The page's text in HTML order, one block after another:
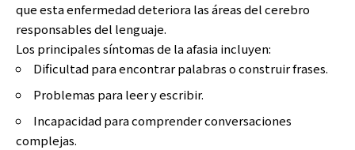
que esta enfermedad deteriora las áreas del cerebro
responsables del lenguaje.
Los principales síntomas de la afasia incluyen:
Dificultad para encontrar palabras o construir frases.
Problemas para leer y escribir.
Incapacidad para comprender conversaciones
complejas.